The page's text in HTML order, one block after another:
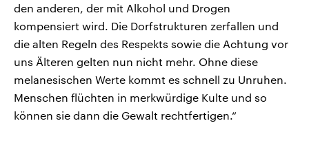
den anderen, der mit Alkohol und Drogen
kompensiert wird. Die Dorfstrukturen zerfallen und
die alten Regeln des Respekts sowie die Achtung vor
uns Älteren gelten nun nicht mehr. Ohne diese
melanesischen Werte kommt es schnell zu Unruhen.
Menschen flüchten in merkwürdige Kulte und so
können sie dann die Gewalt rechtfertigen.“